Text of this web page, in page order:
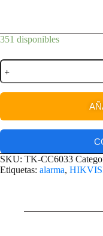
351 disponibles
SKU: TK-CC6033
Etiquetas: alarma,